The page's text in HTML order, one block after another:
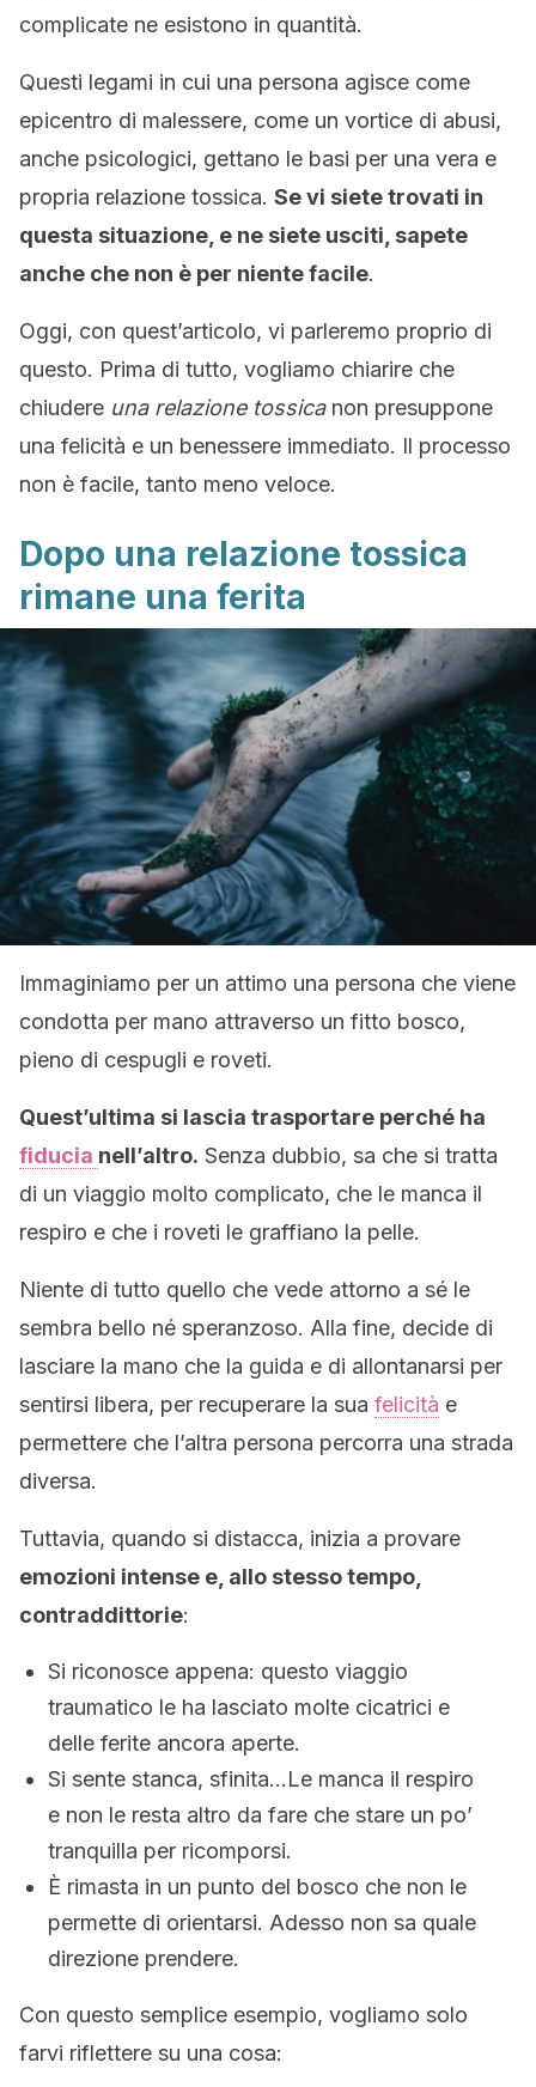
complicate ne esistono in quantità.
Questi legami in cui una persona agisce come
epicentro di malessere, come un vortice di abusi,
anche psicologici, gettano le basi per una vera e
propria relazione tossica. Se vi siete trovati in
questa situazione, e ne siete usciti, sapete
anche che non è per niente facile.
Oggi, con quest’articolo, vi parleremo proprio di
questo. Prima di tutto, vogliamo chiarire che
chiudere una relazione tossicanon presuppone
una felicità e un benessere immediato. Il processo
non è facile, tanto meno veloce.
Dopo una relazione tossica
rimane una ferita
Immaginiamo per un attimo una persona che viene
condotta per mano attraverso un fitto bosco,
pieno di cespugli e roveti.
Quest’ultima si lascia trasportare perché ha
fiducia nell’altro. Senza dubbio, sa che si tratta
di un viaggio molto complicato, che le manca il
respiro e che i roveti le graffiano la pelle.
Niente di tutto quello che vede attorno a sé le
sembra bello né speranzoso. Alla fine, decide di
lasciare la mano che la guida e di allontanarsi per
sentirsi libera, per recuperare la sua felicità e
permettere che l’altra persona percorra una strada
diversa.
Tuttavia, quando si distacca, inizia a provare
emozioni intense e, allo stesso tempo,
contraddittorie:
Si riconosce appena: questo viaggio
traumatico le ha lasciato molte cicatrici e
delle ferite ancora aperte.
Si sente stanca, sfinita…Le manca il respiro
e non le resta altro da fare che stare un po’
tranquilla per ricomporsi.
È rimasta in un punto del bosco che non le
permette di orientarsi. Adesso non sa quale
direzione prendere.
Con questo semplice esempio, vogliamo solo
farvi riflettere su una cosa: